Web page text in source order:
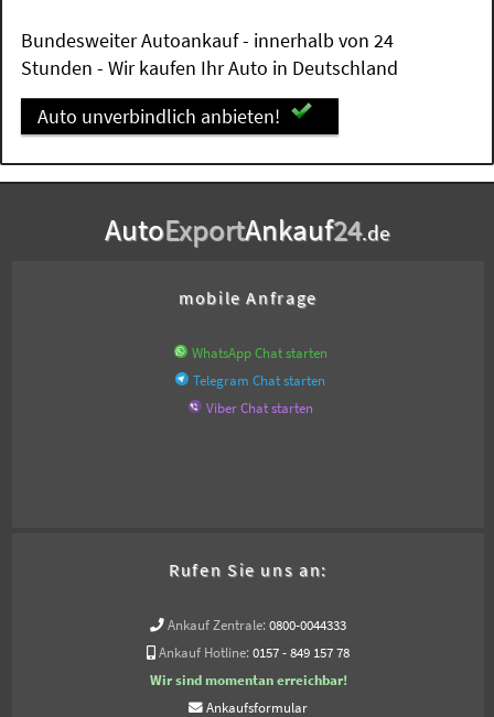
Bundesweiter Autoankauf - innerhalb von 24
Stunden - Wir kaufen Ihr Auto in Deutschland
Auto unverbindlich anbieten!
AutoExportAnkauf24.de
mobile Anfrage
WhatsApp Chat starten
Telegram Chat starten
Viber Chat starten
Rufen Sie uns an:
Ankauf Zentrale: 0800-0044333
Ankauf Hotline: 0157 - 849 157 78
Wir sind momentan erreichbar!
Ankaufsformular